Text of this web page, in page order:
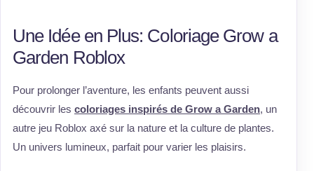
Une Idée en Plus: Coloriage Grow a
Garden Roblox
Pour prolonger l’aventure, les enfants peuvent aussi
découvrir les coloriages inspirés de Grow a Garden, un
autre jeu Roblox axé sur la nature et la culture de plantes.
Un univers lumineux, parfait pour varier les plaisirs.